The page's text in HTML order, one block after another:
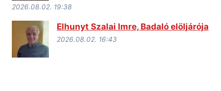
2026.08.02. 19:38
Elhunyt Szalai Imre, Badaló elöljárója
2026.08.02. 16:43